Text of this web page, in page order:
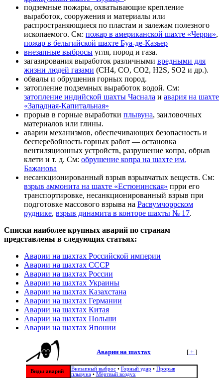
подземные пожары, охватывающие крепление
выработок, сооружения и материалы или
распространяющиеся по пластам и залежам полезного
ископаемого. См: пожар в американской шахте «Черри»,
пожар в бельгийской шахте Буа-де-Казьер
внезапные выбросы угля, пород и газа.
загазирования выработок различными вредными для
жизни людей газами (СН4, СО, СО2, H2S, SO2 и др.).
обвалы и обрушения горных пород.
затопление подземных выработок водой. См:
затопление индийской шахты Часнала и авария на шахте
«Западная-Капитальная»
прорыв в горные выработки плывуна, заиловочных
материалов или глины.
аварии механизмов, обеспечивающих безопасность и
бесперебойность горных работ — остановка
вентиляционных устройств, разрушение копра, обрыв
клети и т. д. См: обрушение копра на шахте им.
Бажанова
несанкционированный взрыв взрывчатых веществ. См:
взрыв аммонита на шахте «Естюнинская» прри его
транспортировке, несанкционированный взрыв при
подготовке массового взрыва на Расвумчоррском
руднике, взрыв динамита в конторе шахты № 17.
Списки наиболее крупных аварий по странам
представлены в следующих статьях:
Аварии на шахтах Российской империи
Аварии на шахтах СССР
Аварии на шахтах России
Аварии на шахтах Украины
Аварии на шахтах Казахстана
Аварии на шахтах Германии
Аварии на шахтах Китая
Аварии на шахтах Польши
Аварии на шахтах Японии
[+ ]
Аварии на шахтах
Виды аварий Внезапный выброс• Горный удар • Прорыв
плывуна• Мёртвый воздух